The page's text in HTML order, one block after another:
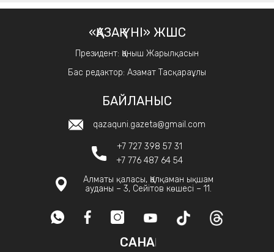
«ҚАЗАҚ ҮНІ» ЖШС
Президент: Қаныш Жарылқасын
Бас редактор: Азамат Тасқараұлы
БАЙЛАНЫС
qazaquni.gazeta@gmail.com
+7 727 398 57 31
+7 776 487 64 54
Алматы қаласы, Қалқаман ықшам
ауданы – 3, Сейітов көшесі – 11.
САНАҚ